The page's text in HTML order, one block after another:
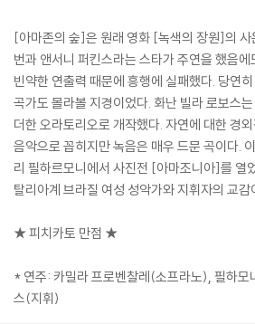
[아마존의 숲]은 원래 영화 [녹색의 장원]의 사
번과 앤서니 퍼킨스라는 스타가 주연을 했음에
빈약한 연출력 때문에 흥행에 실패했다. 당연
곡가도 몰라볼 지경이었다. 화난 빌라 로보스
더한 오라토리오로 개작했다. 자연에 대한 경
음악으로 꼽히지만 녹음은 매우 드문 곡이다.
리 필하르모니에서 사진전 [아마조니아]를 열
탈리아계 브라질 여성 성악가와 지휘자의 교감
★ 피치카토 만점 ★
* 연주: 카밀라 프로벤찰레(소프라노), 필하모
스(지휘)